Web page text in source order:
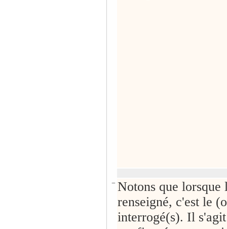
− Notons que lorsque
renseigné, c'est le
interrogé(s). Il